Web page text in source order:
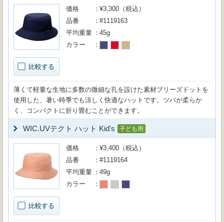
比較する
価格
¥3,300（税込）
品番
#1119163
平均重量
45g
カラー
薄くて軽量な生地に多数の微細な孔を設けた素材ブリーズドットを
使用した、暑い時季でも涼しく快適なハットです。ツバが柔らか
く、コンパクトに折り畳むことができます。
WIC.UVテクト ハット Kid's 子ども用
比較する
価格
¥3,400（税込）
品番
#1119164
平均重量
49g
カラー